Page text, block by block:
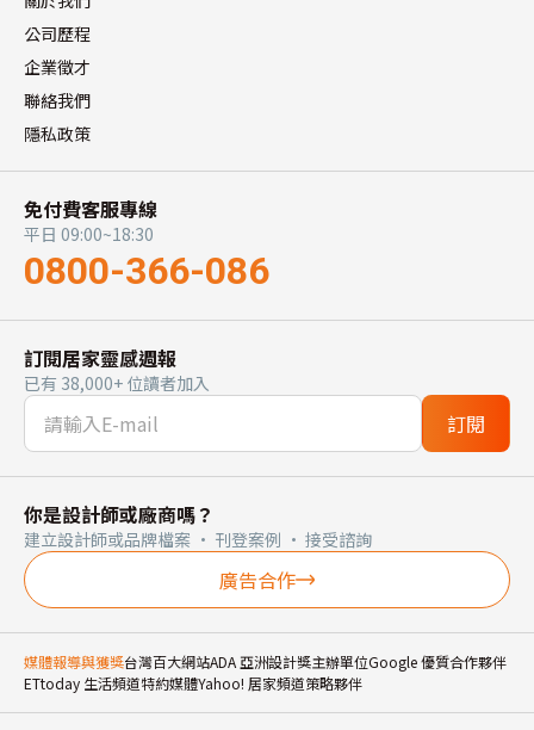
公司歷程
企業徵才
聯絡我們
隱私政策
免付費客服專線
平日 09:00~18:30
0800-366-086
訂閱居家靈感週報
已有 38,000+ 位讀者加入
訂閱
你是設計師或廠商嗎？
建立設計師或品牌檔案 · 刊登案例 · 接受諮詢
廣告合作
媒體報導與獲獎台灣百大網站ADA 亞洲設計獎主辦單位Google 優質合作夥伴
ETtoday 生活頻道特約媒體Yahoo! 居家頻道策略夥伴